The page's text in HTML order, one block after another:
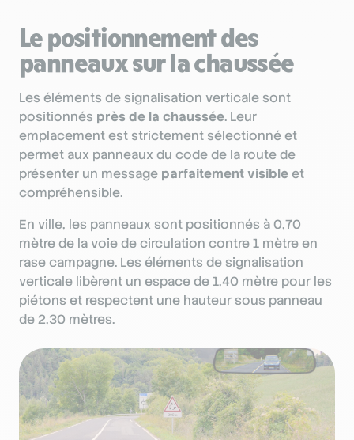
Le positionnement des
panneaux sur la chaussée
Les éléments de signalisation verticale sont
positionnés près de la chaussée. Leur
emplacement est strictement sélectionné et
permet aux panneaux du code de la route de
présenter un message parfaitement visibleet
compréhensible.
En ville, les panneaux sont positionnés à 0,70
mètre de la voie de circulation contre 1 mètre en
rase campagne. Les éléments de signalisation
verticale libèrent un espace de 1,40 mètre pour les
piétons et respectent une hauteur sous panneau
de 2,30 mètres.